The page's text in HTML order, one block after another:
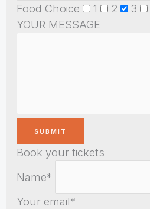
Food Choice 1 2 3
YOUR MESSAGE
Book your tickets
Name*
Your email*